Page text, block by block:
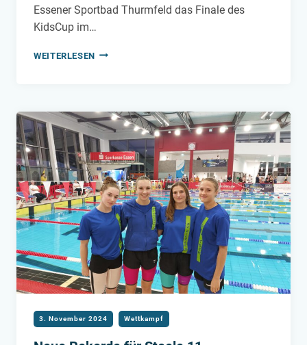
Essener Sportbad Thurmfeld das Finale des
KidsCup im…
WEITERLESEN KIDSCUP
BEZIRK
RUHRGEBIET
3. November 2024 Wettkampf